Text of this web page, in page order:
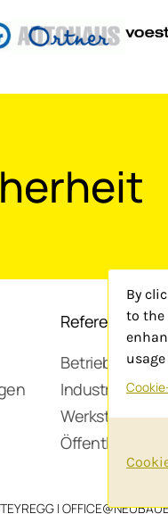
Referenzen
Werkstätte
Öffentliche
|
By
to the